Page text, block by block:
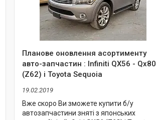
Планове оновлення асортименту
авто-запчастин : Infiniti QX56 - Qx80
(Z62) і Toyota Sequoia
19.02.2019
Вже скоро Ви зможете купити б/у
автозапчастини зняті з японських